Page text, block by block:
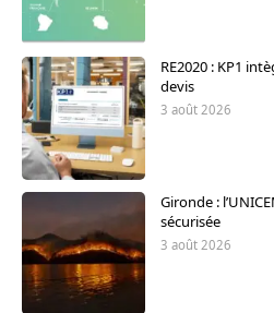
RE2020 : KP1
devis
3 août 2026
Gironde :
sécurisée
3 août 2026